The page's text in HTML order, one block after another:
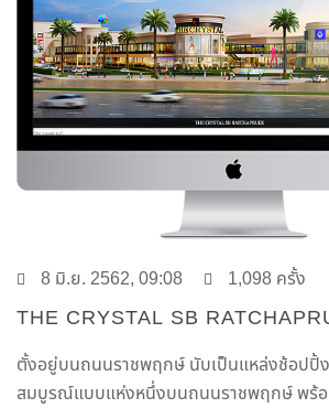
8 มิ.ย. 2562, 09:08 1,098 ครั้ง
THE CRYSTAL SB
ตั้งอยู่บนถนนราชพฤกษ์ นับเป็นแหล่งช้อปปิ้
สมบูรณ์แบบแห่งหนึ่งบนถนนราชพฤกษ์ พร้อ